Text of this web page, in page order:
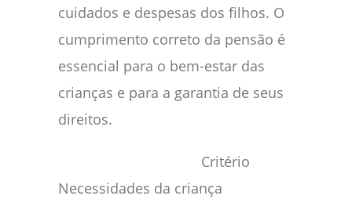
cuidados e despesas dos filhos. O
cumprimento correto da pensão é
essencial para o bem-estar das
crianças e para a garantia de seus
direitos.
Critério
Necessidades da criança